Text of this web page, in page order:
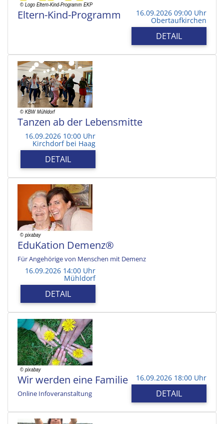
Eltern-Kind-Programm 16.09.2026 09:00 Uhr
Obertaufkirchen
DETAIL
Tanzen ab der Lebensmitte
16.09.2026 10:00 Uhr
Kirchdorf bei Haag
DETAIL
EduKation Demenz®
Für Angehörige von Menschen mit Demenz
16.09.2026 14:00 Uhr
Mühldorf
DETAIL
Wir werden eine Familie
Online Infoveranstaltung
16.09.2026 18:00 Uhr
DETAIL